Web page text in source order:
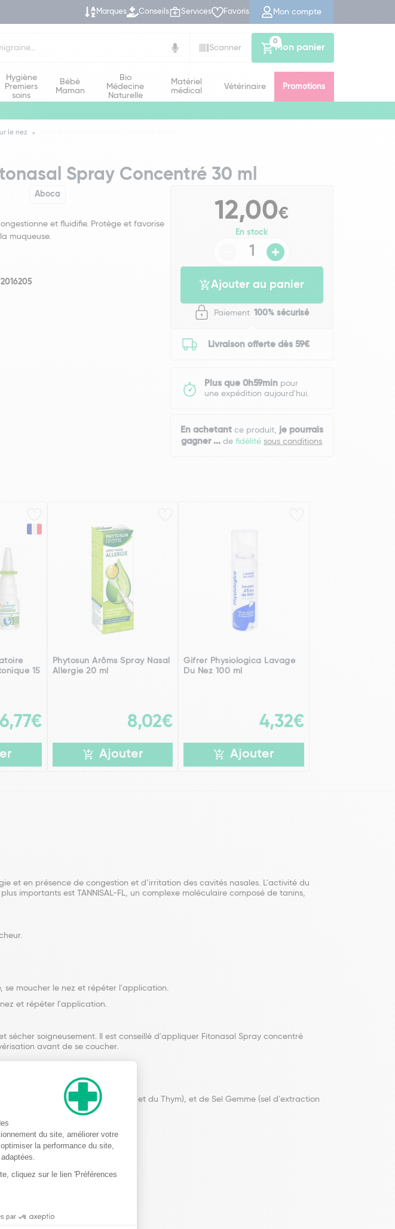
Marques Conseils Services Favoris Mon compte
Scanner
Mon panier
0
Hygiène
Premiers
soins
Bébé
Maman
Bio
Médecine
Naturelle
Matériel
médical
Vétérinaire Promotions
le nez
Spray Concentré 30 ml
Aboca
et fluidifie. Protège et favorise
muqueuse.
12,00€
En stock
Ajouter au panier
Paiement 100% sécurisé
Livraison offerte dès 59€
Plus que 0h59minpour
une expédition aujourd'hui.
En achetantce produit, je pourrais
gagner ... defidélitésous conditions
15
6,77€
Phytosun Arôms Spray Nasal
Allergie 20 ml
8,02€
Ajouter
Gifrer Physiologica Lavage
Du Nez 100 ml
4,32€
Ajouter
et en présence de congestion et d’irritation des cavités nasales. L'activité du
importants est TANNISAL-FL, un complexe moléculaire composé de tanins,
se moucher le nez et répéter l'application.
nez et répéter l'application.
sécher soigneusement. Il est conseillé d'appliquer Fitonasal Spray concentré
avant de se coucher.
(issues de l’Hamamélis et du Thym), et de Sel Gemme (sel d'extraction
naturel de Menthe.
de synthèse.